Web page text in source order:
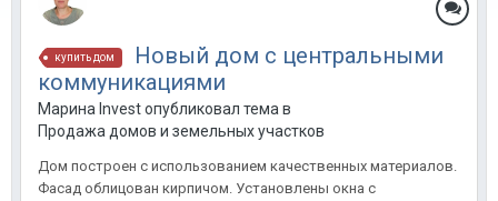
купить дом
Новый дом с центральными
коммуникациями
Марина Invest опубликовал тема в
Продажа домов и земельных участков
Дом построен с использованием качественных материалов.
Фасад облицован кирпичом. Установлены окна с